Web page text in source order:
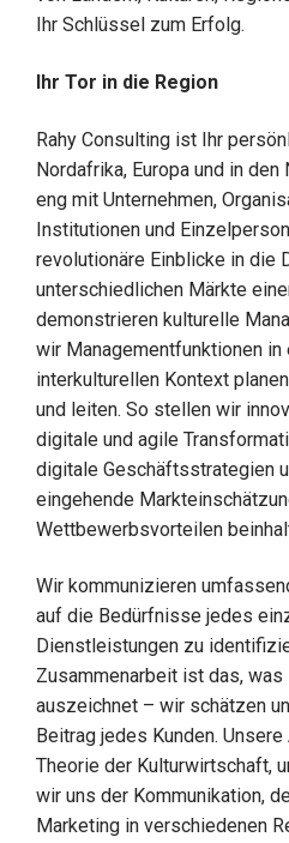
Ihr Schlüssel zum Erfolg.
Ihr Tor in die Region
Rahy Consulting ist Ihr
Nordafrika, Europa und in
eng mit Unternehmen,
Institutionen und
revolutionäre Einblicke in die
unterschiedlichen Märkte
demonstrieren kulturelle
wir Managementfunktionen in
interkulturellen Kontext
und leiten. So stellen wir
digitale und agile
digitale Geschäftsstrategien
eingehende
Wettbewerbsvorteilen
Wir kommunizieren
auf die Bedürfnisse jedes
Dienstleistungen zu
Zusammenarbeit ist das, was
auszeichnet – wir schätzen
Beitrag jedes Kunden.
Theorie der Kulturwirtschaft,
wir uns der Kommunikation,
Marketing in verschiedenen